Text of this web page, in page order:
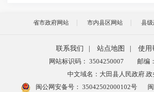
省市政府网站 市内县区网站 县
联系我们 站点地图
使用
网站标识码： 3504250007
邮编
中文域名：大田县人民政府.政
闽公网安备号： 35042502000102号